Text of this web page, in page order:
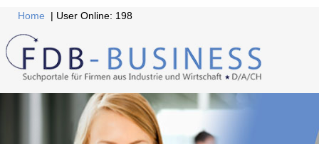
Home | User Online: 198